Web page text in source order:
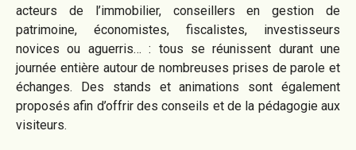
acteurs de l’immobilier, conseillers en gestion de
patrimoine, économistes, fiscalistes, investisseurs
novices ou aguerris… : tous se réunissent durant une
journée entière autour de nombreuses prises de parole et
échanges. Des stands et animations sont également
proposés afin d’offrir des conseils et de la pédagogie aux
visiteurs.